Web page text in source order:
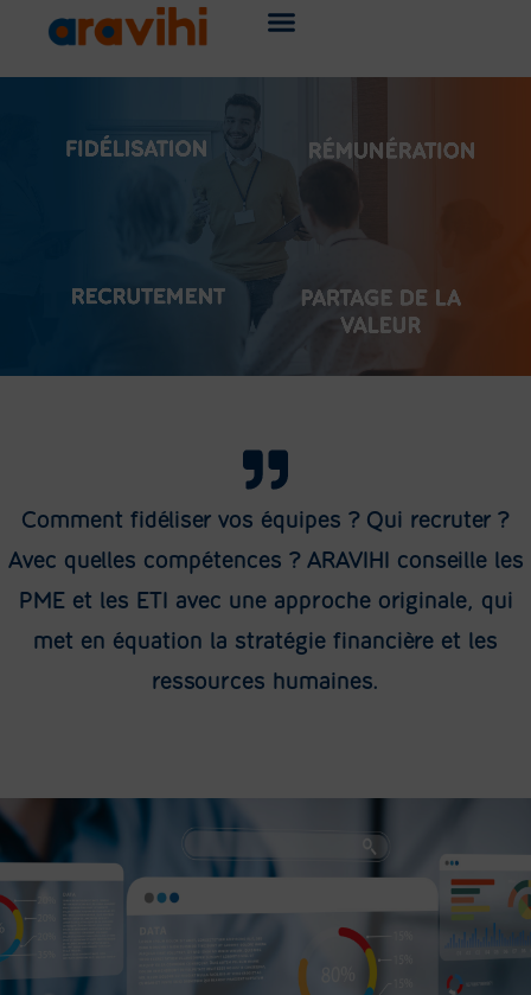
Comment fidéliser vos équipes ? Qui recruter ?
Avec quelles compétences ? ARAVIHI conseille les
PME et les ETI avec une approche originale, qui
met en équation la stratégie financière et les
ressources humaines.